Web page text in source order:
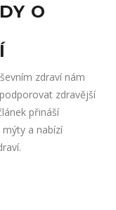
O
zdraví nám
zdravější
přináší
a nabízí